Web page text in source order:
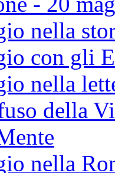
nella
con gli
nella
della
nella